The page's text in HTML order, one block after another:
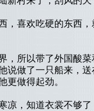
喜欢吃硬的东西，
所以带了外国酸菜
说做了一只船来，
更做得起劲。
，知道衣裳不够了